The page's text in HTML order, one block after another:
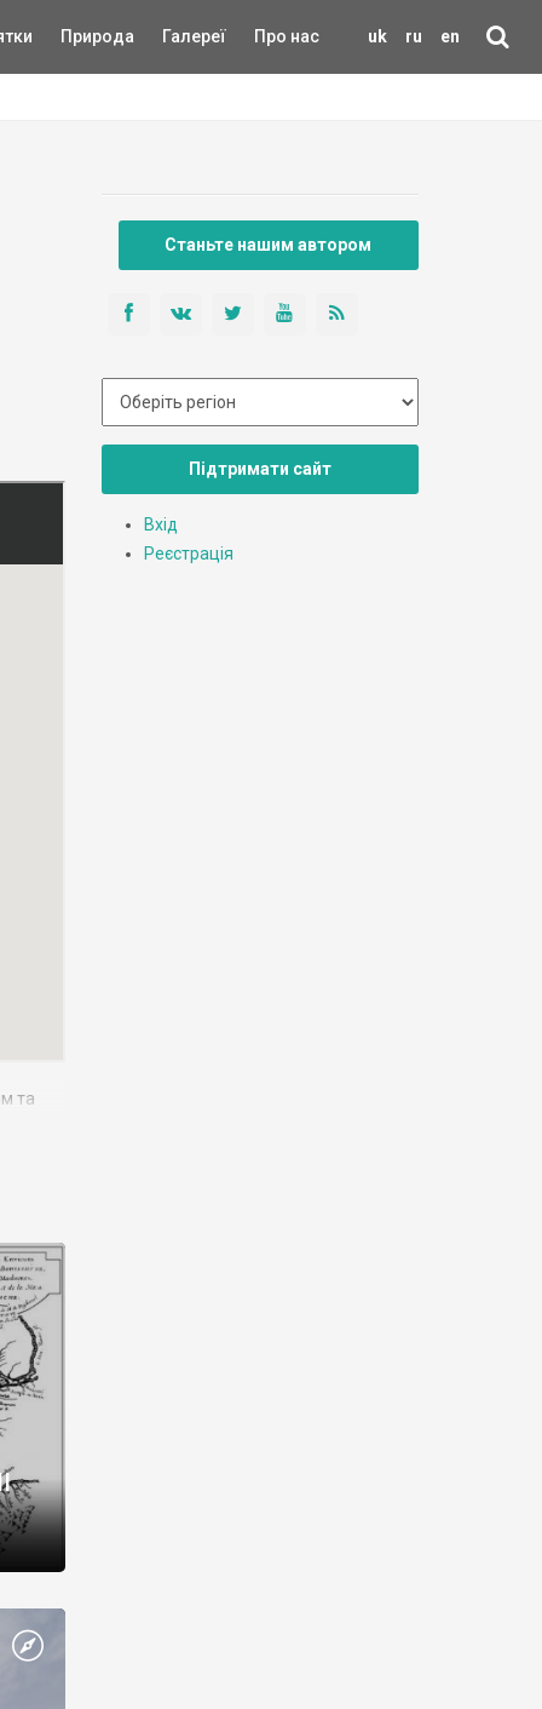
uk ru en
Природа Галереї Про нас
та
Станьте нашим автором
Підтримати сайт
Вхід
Реєстрація